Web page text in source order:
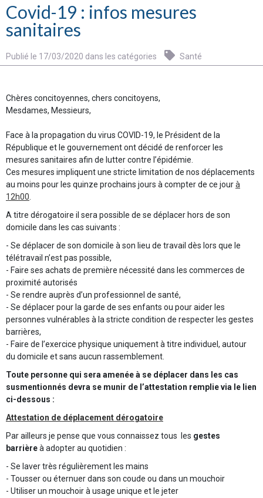
Covid-19 : infos mesures
sanitaires
Publié le 17/03/2020 dans les catégories Santé
Chères concitoyennes, chers concitoyens,
Mesdames, Messieurs,
Face à la propagation du virus COVID-19, le Président de la
République et le gouvernement ont décidé de renforcer les
mesures sanitaires afin de lutter contre l’épidémie.
Ces mesures impliquent une stricte limitation de nos déplacements
au moins pour les quinze prochains jours à compter de ce jourà
12h00.
A titre dérogatoire il sera possible de se déplacer hors de son
domicile dans les cas suivants :
- Se déplacer de son domicile à son lieu de travail dès lors que le
télétravail n’est pas possible,
- Faire ses achats de première nécessité dans les commerces de
proximité autorisés
- Se rendre auprès d’un professionnel de santé,
- Se déplacer pour la garde de ses enfants ou pour aider les
personnes vulnérables à la stricte condition de respecter les gestes
barrières,
- Faire de l’exercice physique uniquement à titre individuel, autour
du domicile et sans aucun rassemblement.
Toute personne qui sera amenée à se déplacer dans les cas
susmentionnés devra se munir de l’attestation remplie via le lien
ci-dessous :
Attestation de déplacement dérogatoire
Par ailleurs je pense que vous connaissez tous les gestes
barrièreà adopter au quotidien :
- Se laver très régulièrement les mains
- Tousser ou éternuer dans son coude ou dans un mouchoir
- Utiliser un mouchoir à usage unique et le jeter